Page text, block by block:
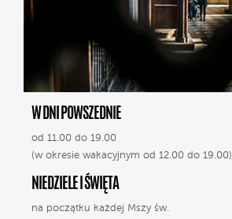
W DNI POWSZEDNIE
od 11.00 do 19.00
(w okresie wakacyjnym od 12.00 do 19.00)
NIEDZIELE I ŚWIĘTA
na początku każdej Mszy św.